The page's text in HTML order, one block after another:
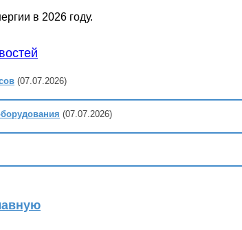
в 2026 году.
(07.07.2026)
(07.07.2026)